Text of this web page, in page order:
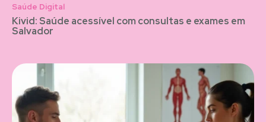
Saúde Digital
Kivid: Saúde acessível com consultas e exames em
Salvador